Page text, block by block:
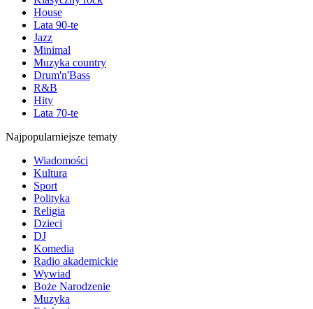
House
Lata 90-te
Jazz
Minimal
Muzyka country
Drum'n'Bass
R&B
Hity
Lata 70-te
Najpopularniejsze tematy
Wiadomości
Kultura
Sport
Polityka
Religia
Dzieci
DJ
Komedia
Radio akademickie
Wywiad
Boże Narodzenie
Muzyka